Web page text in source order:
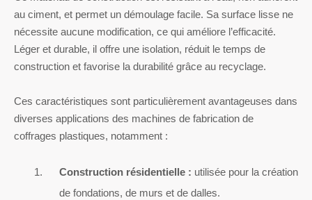
au ciment, et permet un démoulage facile. Sa surface lisse ne
nécessite aucune modification, ce qui améliore l’efficacité.
Léger et durable, il offre une isolation, réduit le temps de
construction et favorise la durabilité grâce au recyclage.
Ces caractéristiques sont particulièrement avantageuses dans
diverses applications des machines de fabrication de
coffrages plastiques, notamment :
Construction résidentielle : utilisée pour la création
de fondations, de murs et de dalles.